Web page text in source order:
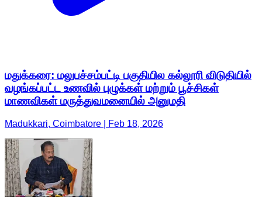
மதுக்கரை: மலுபச்சம்பட்டி பகுதியில கல்லூரி விடுதியில்
வழங்கப்பட்ட உணவில் புழுக்கள் மற்றும் பூச்சிகள்
மாணவிகள் மருத்துவமனையில் அனுமதி
Madukkari, Coimbatore | Feb 18, 2026